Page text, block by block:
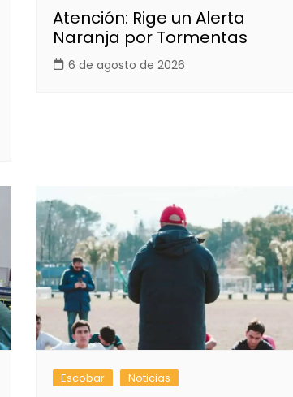
Atención: Rige un Alerta
Naranja por Tormentas
6 de agosto de 2026
Escobar Noticias